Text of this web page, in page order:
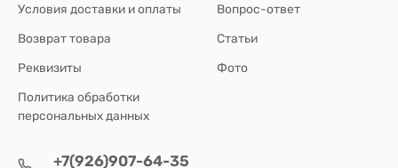
Условия доставки и оплаты
Возврат товара
Реквизиты
Политика обработки
персональных данных
Вопрос-ответ
Статьи
Фото
+7(926)907-64-35